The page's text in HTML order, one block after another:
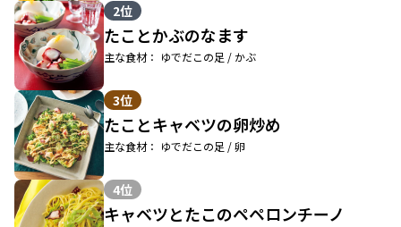
2位
たことかぶのなます
主な食材： ゆでだこの足 / かぶ
3位
たことキャベツの卵炒め
主な食材： ゆでだこの足 / 卵
4位
キャベツとたこのペペロンチーノ